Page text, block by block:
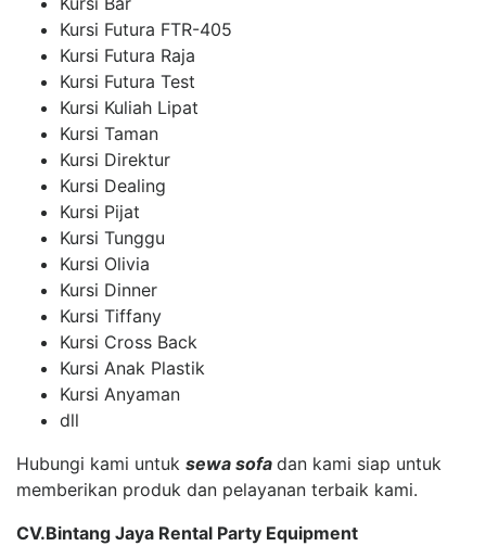
Kursi Futura FTR-405
Kursi Futura Raja
Kursi Futura Test
Kursi Kuliah Lipat
Kursi Taman
Kursi Direktur
Kursi Dealing
Kursi Pijat
Kursi Tunggu
Kursi Olivia
Kursi Dinner
Kursi Tiffany
Kursi Cross Back
Kursi Anak Plastik
Kursi Anyaman
dll
Hubungi kami untuk sewa sofa dan kami siap untuk
memberikan produk dan pelayanan terbaik kami.
CV.Bintang Jaya Rental Party Equipment